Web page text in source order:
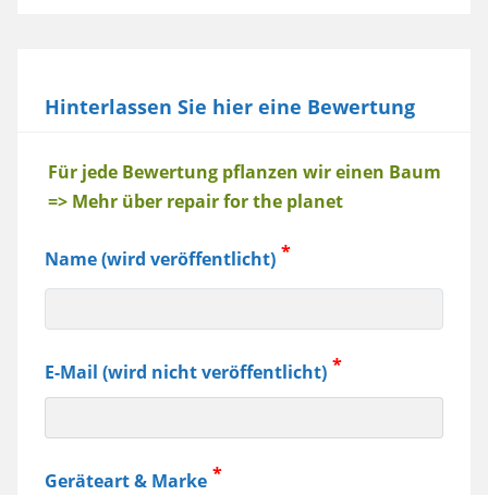
Hinterlassen Sie hier eine Bewertung
Baum
Für jede Bewertung pflanzen wir einen Baum
=> Mehr über repair for the planet
Name (wird veröffentlicht)
E-Mail (wird nicht veröffentlicht)
Geräteart & Marke